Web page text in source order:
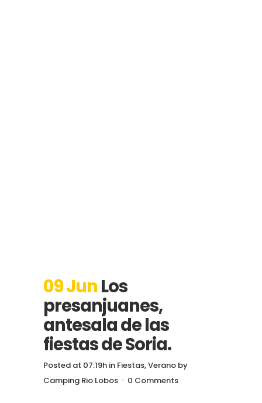
09 Jun Los
presanjuanes,
antesala de las
fiestas de Soria.
Posted at 07:19h in Fiestas,Verano by
Camping Rio Lobos
0 Comments